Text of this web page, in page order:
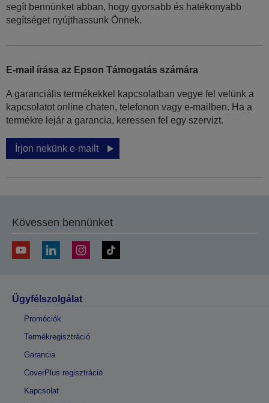
segít bennünket abban, hogy gyorsabb és hatékonyabb
segítséget nyújthassunk Önnek.
E-mail írása az Epson Támogatás számára
A garanciális termékekkel kapcsolatban vegye fel velünk a
kapcsolatot online chaten, telefonon vagy e-mailben. Ha a
termékre lejár a garancia, keressen fel egy szervizt.
Írjon nekünk e-mailt
Kövessen bennünket
Ügyfélszolgálat
Promóciók
Termékregisztráció
Garancia
CoverPlus regisztráció
Kapcsolat